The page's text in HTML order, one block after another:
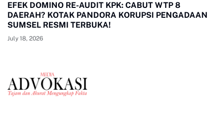
EFEK DOMINO RE-AUDIT KPK: CABUT WTP 8
DAERAH? KOTAK PANDORA KORUPSI PENGADAAN
SUMSEL RESMI TERBUKA!
July 18, 2026